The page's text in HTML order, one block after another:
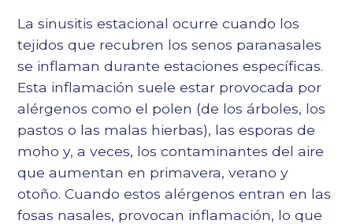
La sinusitis estacional ocurre cuando los
tejidos que recubren los senos paranasales
se inflaman durante estaciones específicas.
Esta inflamación suele estar provocada por
alérgenos como el polen (de los árboles, los
pastos o las malas hierbas), las esporas de
moho y, a veces, los contaminantes del aire
que aumentan en primavera, verano y
otoño. Cuando estos alérgenos entran en las
fosas nasales, provocan inflamación, lo que